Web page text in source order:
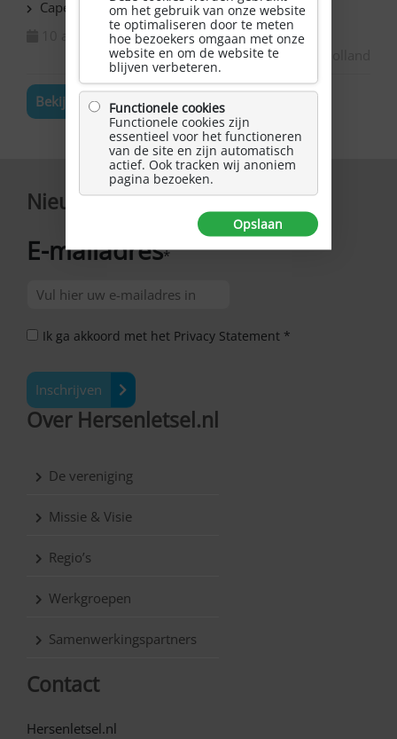
Capelle ad IJssel Beemsterhoek – Klaverjassen
10 augustus 2026
Bekijk de volledige agenda
Nieuwsbrief
E-mailadres*
Ik ga akkoord met het Privacy Statement *
Inschrijven
Over Hersenletsel.nl
De vereniging
Missie & Visie
Regio’s
Werkgroepen
Samenwerkingspartners
Contact
Hersenletsel.nl
om het gebruik van onze website
te optimaliseren door te meten
hoe bezoekers omgaan met onze
website en om de website te
blijven verbeteren.
Functionele cookies
Functionele cookies zijn
essentieel voor het functioneren
van de site en zijn automatisch
actief. Ook tracken wij anoniem
pagina bezoeken.
Opslaan